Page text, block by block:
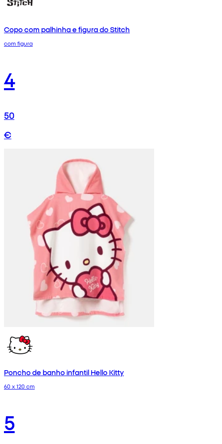
Copo com palhinha e figura do Stitch
com figura
4
50
€
Poncho de banho infantil Hello Kitty
60 x 120 cm
5